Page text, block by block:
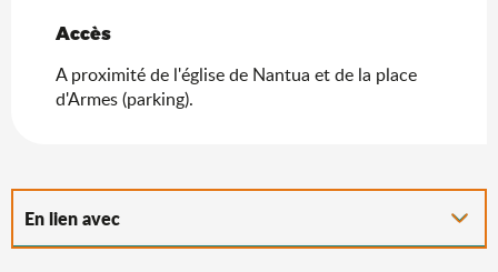
Accès
Accès
A proximité de l'église de Nantua et de la place
d'Armes (parking).
En lien avec